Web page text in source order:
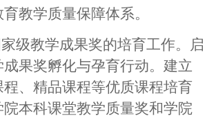
教学质量保障体系。
级教学成果奖的培育工作。启
果奖孵化与孕育行动。建立
程、精品课程等优质课程培育
本科课堂教学质量奖和学院